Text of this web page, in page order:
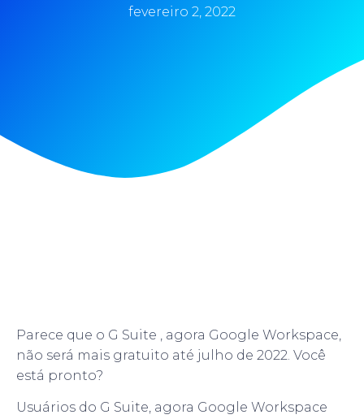
fevereiro 2, 2022
Parece que o G Suite , agora Google Workspace,
não será mais gratuito até julho de 2022. Você
está pronto?
Usuários do G Suite, agora Google Workspace